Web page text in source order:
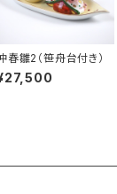
春雛2（笹舟台付き）